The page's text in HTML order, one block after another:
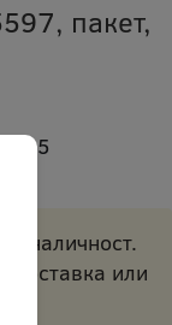
пакет,
наличност.
доставка или